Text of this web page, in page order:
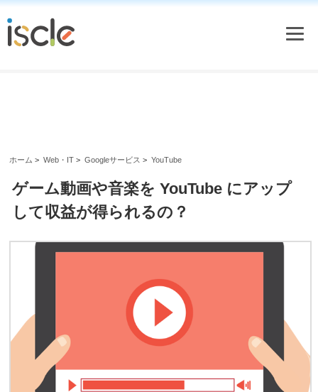
ホーム > Web・IT > Googleサービス > YouTube
ゲーム動画や音楽を YouTube にアップ
して収益が得られるの？